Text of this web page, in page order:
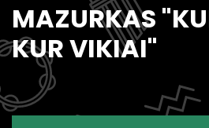
MAZURKAS
KUR VIKIAI"